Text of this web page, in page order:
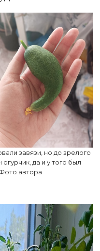
завязи, но до зрелого
да и у того был
автора